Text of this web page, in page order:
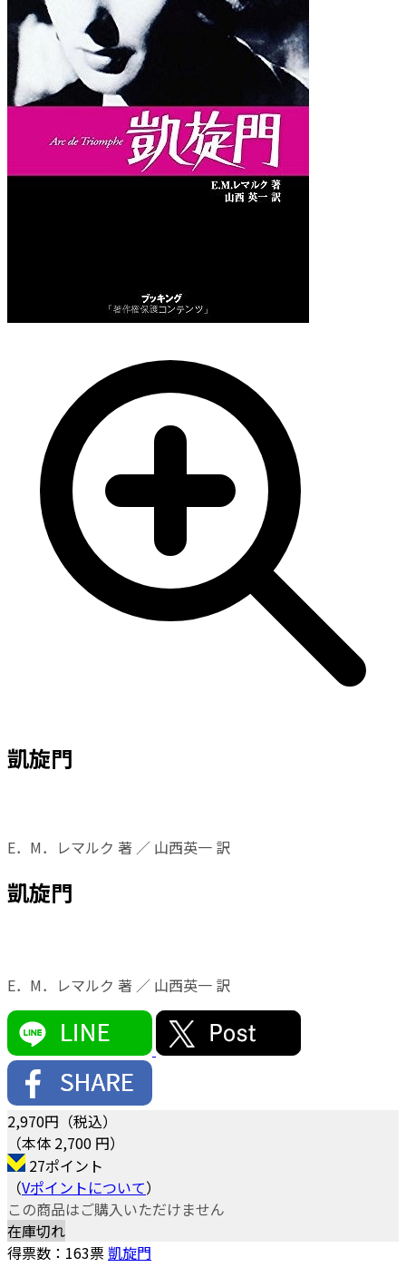
凱旋門
E．M．レマルク 著 ／ 山西英一 訳
凱旋門
E．M．レマルク 著 ／ 山西英一 訳
2,970円（税込）
（本体 2,700 円）
27ポイント
（Vポイントについて）
この商品はご購入いただけません
在庫切れ
得票数： 163票凱旋門